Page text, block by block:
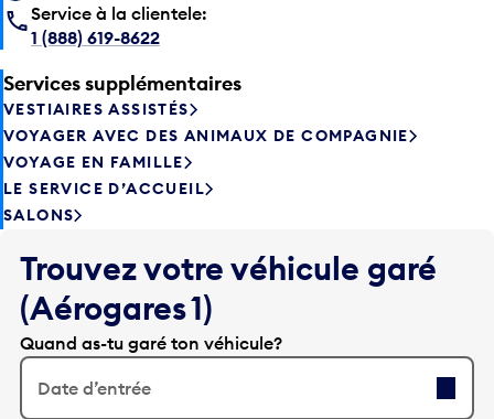
Service à la clientele:
1 (888) 619-8622
Services supplémentaires
VESTIAIRES ASSISTÉS
VOYAGER AVEC DES ANIMAUX DE COMPAGNIE
VOYAGE EN FAMILLE
LE SERVICE D’ACCUEIL
SALONS
Trouvez votre véhicule garé
(Aérogares 1)
Quand as-tu garé ton véhicule?
Date d’entrée